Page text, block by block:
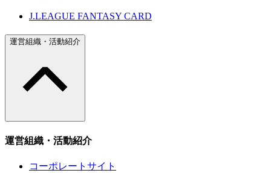
J.LEAGUE FANTASY CARD
運営組織・活動紹介
運営組織・活動紹介
コーポレートサイト